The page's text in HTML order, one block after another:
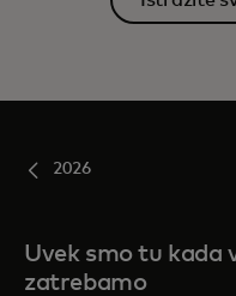
2026
Uvek smo tu kada
zatrebamo